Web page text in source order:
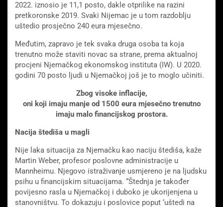
2022. iznosio je 11,1 posto, dakle otprilike na razini
pretkoronske 2019. Svaki Nijemac je u tom razdoblju
uštedio prosječno 240 eura mjesečno.
Međutim, zapravo je tek svaka druga osoba ta koja
trenutno može staviti novac sa strane, prema aktualnoj
procjeni Njemačkog ekonomskog instituta (IW). U 2020.
godini 70 posto ljudi u Njemačkoj još je to moglo učiniti.
Zbog visoke inflacije,
oni koji imaju manje od 1500 eura mjesečno trenutno
imaju malo financijskog prostora.
Nacija štediša u magli
Nije laka situacija za Njemačku kao naciju štediša, kaže
Martin Weber, profesor poslovne administracije u
Mannheimu. Njegovo istraživanje usmjereno je na ljudsku
psihu u financijskim situacijama. “Štednja je također
povijesno rasla u Njemačkoj i duboko je ukorijenjena u
stanovništvu. To dokazuju i poslovice poput ‘uštedi na